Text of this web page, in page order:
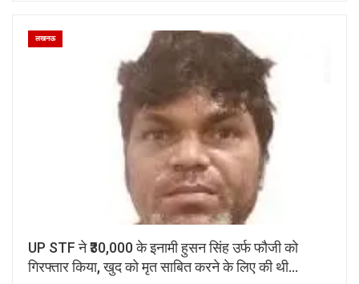
लखनऊ
UP STF ने ₹30,000 के इनामी हुसन सिंह उर्फ फौजी को
गिरफ्तार किया, खुद को मृत साबित करने के लिए की थी…